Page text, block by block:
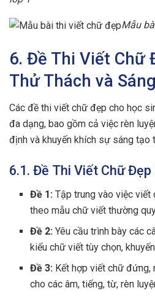
Mẫu
6. Đề Thi Viết Chữ
Thử Thách và
Các đề thi viết chữ đẹp cho học
đa dạng, bao gồm cả việc rèn
định và khuyến khích sự sáng tạo
6.1. Đề Thi Viết Chữ Đẹp
Đề 1: Tập trung vào việc
theo mẫu chữ viết thường
Đề 2: Yêu cầu trình bày các
kiểu chữ viết tùy chọn,
Đề 3: Kết hợp viết chữ đứng,
cho các âm, tiếng, từ, rèn